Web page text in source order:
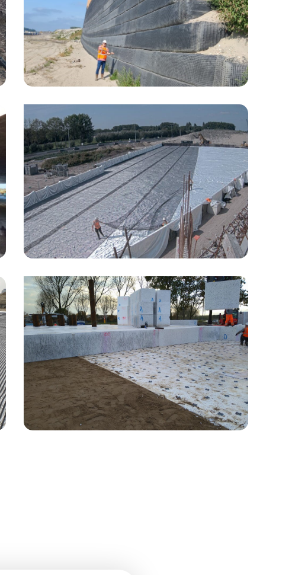
grondconstructie om de landhoofdzone voor te
A16 ROTTERDAM –
PAALMATRAS K10
Realisatie van een paalmatras in diverse fases.
ALMERE-BUITEN 2
FIETSBRUGGEN
SPOORBAANPAD
EPS-constructies ten behoeve van de
landhoofden van de twee fietsbruggen.